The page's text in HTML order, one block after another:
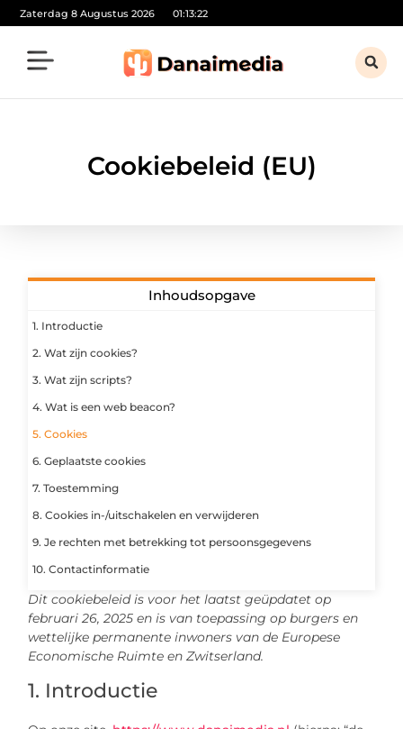
Zaterdag 8 Augustus 2026 01:13:23
Cookiebeleid (EU)
Dit cookiebeleid is voor het laatst geüpdatet op
februari 26, 2025 en is van toepassing op burgers en
wettelijke permanente inwoners van de Europese
Economische Ruimte en Zwitserland.
1. Introductie
Inhoudsopgave
1. Introductie
2. Wat zijn cookies?
3. Wat zijn scripts?
4. Wat is een web beacon?
5. Cookies
6. Geplaatste cookies
7. Toestemming
8. Cookies in-/uitschakelen en verwijderen
9. Je rechten met betrekking tot persoonsgegevens
10. Contactinformatie